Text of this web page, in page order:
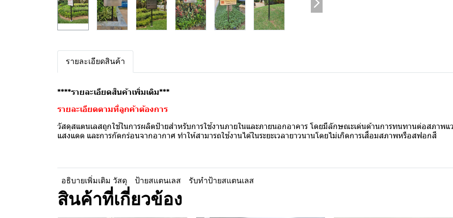
รายละเอียดสินค้า
****รายละเอียดสินค้าเพิ่มเติม***
รายละเอียดตามที่ลูกค้าต้องการ
วัสดุสแตนเลสถูกใช้ในการผลิตป้ายสำหรับการใช้งานภายในและภายนอกอาคาร โดยมีลักษณะเด่นด้านการทนทานต่อสภาพ
แสงแดด และการกัดกร่อนจากอากาศ ทำให้สามารถใช้งานได้ในระยะเวลายาวนานโดยไม่เกิดการเสื่อมสภาพหรือสฟอกสี
อธิบายเพิ่มเติม วัสดุ ป้ายสแตนเลส รับทำป้ายสแตนเลส
สินค้าที่เกี่ยวข้อง